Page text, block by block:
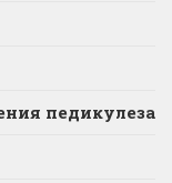
педикулеза